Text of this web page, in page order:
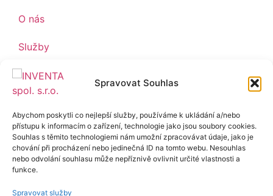
Spravovat Souhlas
Abychom poskytli co nejlepší služby, používáme k ukládání a/nebo
přístupu k informacím o zařízení, technologie jako jsou soubory cookies.
Souhlas s těmito technologiemi nám umožní zpracovávat údaje, jako je
chování při procházení nebo jedinečná ID na tomto webu. Nesouhlas
nebo odvolání souhlasu může nepříznivě ovlivnit určité vlastnosti a
funkce.
Spravovat služby
Inventa s.r.o.
Zajistíme recyklaci stavebního odpadu a odpadu
O nás
Služby
Reference